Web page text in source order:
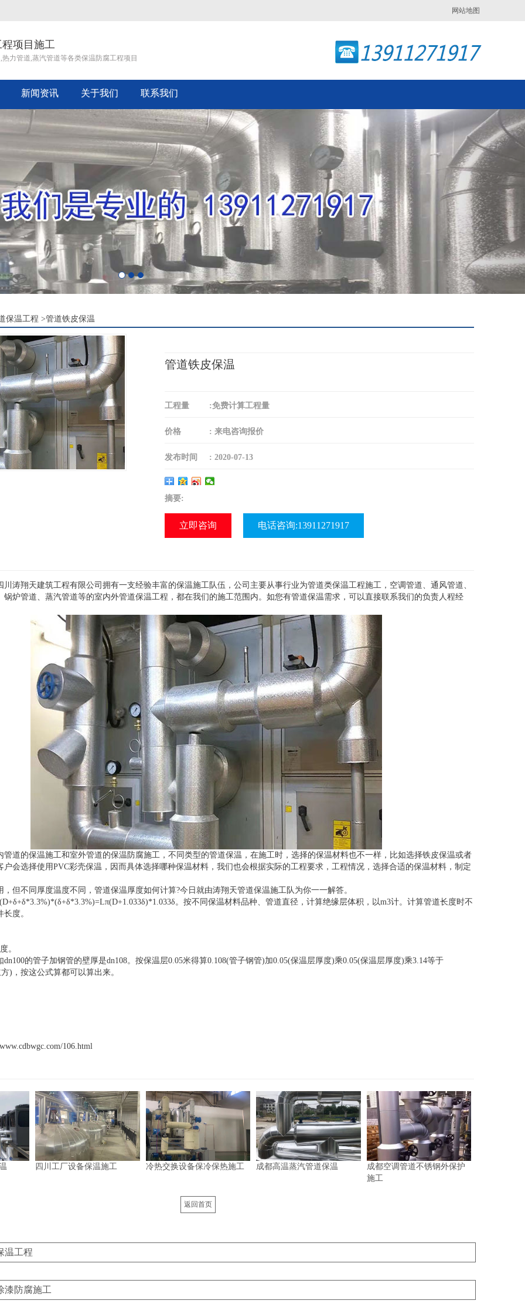
网站地图
项目施工
力管道,蒸汽管道等各类保温防腐工程项目
新闻资讯 关于我们 联系我们
Next
保温工程 >管道铁皮保温
管道铁皮保温
工程量 :免费计算工程量
价格 : 来电咨询报价
发布时间 : 2020-07-13
摘要:
立即咨询 电话咨询:13911271917
川涛翔天建筑工程有限公司拥有一支经验丰富的保温施工队伍，公司主要从事行业为管道类保温工程施工，空调管道、通风管道、
锅炉管道、蒸汽管道等的室内外管道保温工程，都在我们的施工范围内。如您有管道保温需求，可以直接联系我们的负责人程经
管道的保温施工和室外管道的保温防腐施工，不同类型的管道保温，在施工时，选择的保温材料也不一样，比如选择铁皮保温或者
户会选择使用PVC彩壳保温，因而具体选择哪种保温材料，我们也会根据实际的工程要求，工程情况，选择合适的保温材料，制定
，但不同厚度温度不同，管道保温厚度如何计算?今日就由涛翔天管道保温施工队为你一一解答。
。按不同保温材料品种、管道直径，计算绝缘层体积，以m3计。计算管道长度时不
度。
。
的管子加钢管的壁厚是dn108。按保温层0.05米得算0.108(管子钢管)加0.05(保温层厚度)乘0.05(保温层厚度)乘3.14等于
)，按这公式算都可以算出来。
106.html
四川工厂设备保温施工 冷热交换设备保冷保热施工 成都高温蒸汽管道保温
成都空调管道不锈钢外保护
施工
返回首页
温工程
漆防腐施工